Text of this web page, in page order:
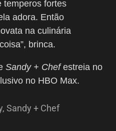
temperos fortes
adora. Então
na culinária
brinca.
Sandy + Chefestreia no
no HBO Max.
, Sandy + Chef